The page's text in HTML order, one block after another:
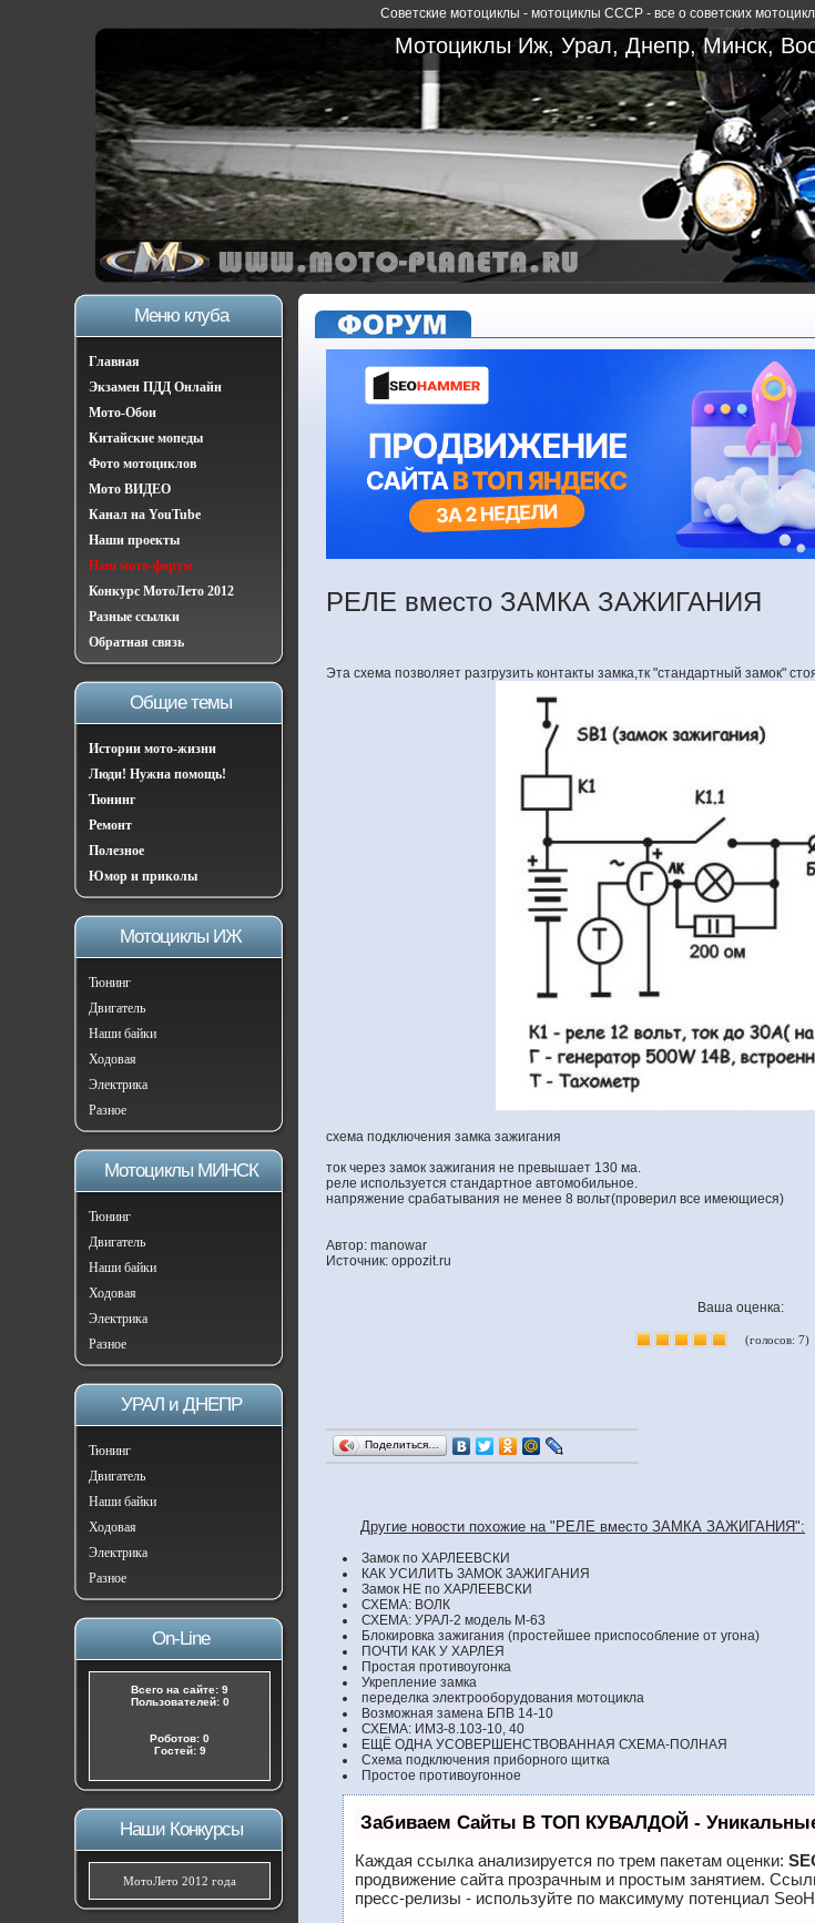
Советские мотоциклы - мотоциклы СССР - все о советских
Мотоциклы Иж, Урал, Днепр, Минск,
Меню клуба
Главная
Экзамен ПДД Онлайн
Мото-Обои
Китайские мопеды
Фото мотоциклов
Мото ВИДЕО
Канал на YouTube
Наши проекты
Наш мото-форум
Конкурс МотоЛето 2012
Разные ссылки
Обратная связь
Общие темы
Истории мото-жизни
Люди! Нужна помощь!
Тюнинг
Ремонт
Полезное
Юмор и приколы
Мотоциклы ИЖ
Тюнинг
Двигатель
Наши байки
Ходовая
Электрика
Разное
Мотоциклы МИНСК
Тюнинг
Двигатель
Наши байки
Ходовая
Электрика
Разное
УРАЛ и ДНЕПР
Тюнинг
Двигатель
Наши байки
Ходовая
Электрика
Разное
On-Line
Всего на сайте: 9
Пользователей: 0
Роботов: 0
Гостей: 9
Наши Конкурсы
МотоЛето 2012 года
РЕЛЕ вместо ЗАМКА ЗАЖИГАНИЯ
Эта схема позволяет разгрузить контакты замка,тк "стандартный замок"
схема подключения замка зажигания
ток через замок зажигания не превышает 130 ма.
реле используется стандартное автомобильное.
напряжение срабатывания не менее 8 вольт(проверил все имеющиеся)
Автор: manowar
Источник: oppozit.ru
Ваша оценка:
(голосов: 7)
Поделиться…
Другие новости похожие на "РЕЛЕ вместо ЗАМКА ЗАЖИГАНИЯ":
Замок по ХАРЛЕЕВСКИ
КАК УСИЛИТЬ ЗАМОК ЗАЖИГАНИЯ
Замок НЕ по ХАРЛЕЕВСКИ
СХЕМА: ВОЛК
СХЕМА: УРАЛ-2 модель М-63
Блокировка зажигания (простейшее приспособление от угона)
ПОЧТИ КАК У ХАРЛЕЯ
Простая противоугонка
Укрепление замка
переделка электрооборудования мотоцикла
Возможная замена БПВ 14-10
СХЕМА: ИМЗ-8.103-10, 40
ЕЩЁ ОДНА УСОВЕРШЕНСТВОВАННАЯ СХЕМА-ПОЛНАЯ
Схема подключения приборного щитка
Простое противоугонное
Забиваем Сайты В ТОП КУВАЛДОЙ - Уникальные
Каждая ссылка анализируется по трем пакетам оценки:
продвижение сайта прозрачным и простым занятием.
пресс-релизы - используйте по максимуму потенциал